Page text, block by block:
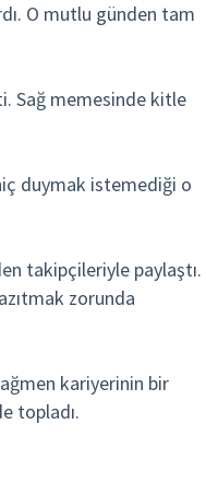
O mutlu günden tam
Sağ memesinde kitle
duymak istemediği o
takipçileriyle paylaştı.
zorunda
kariyerinin bir
topladı.